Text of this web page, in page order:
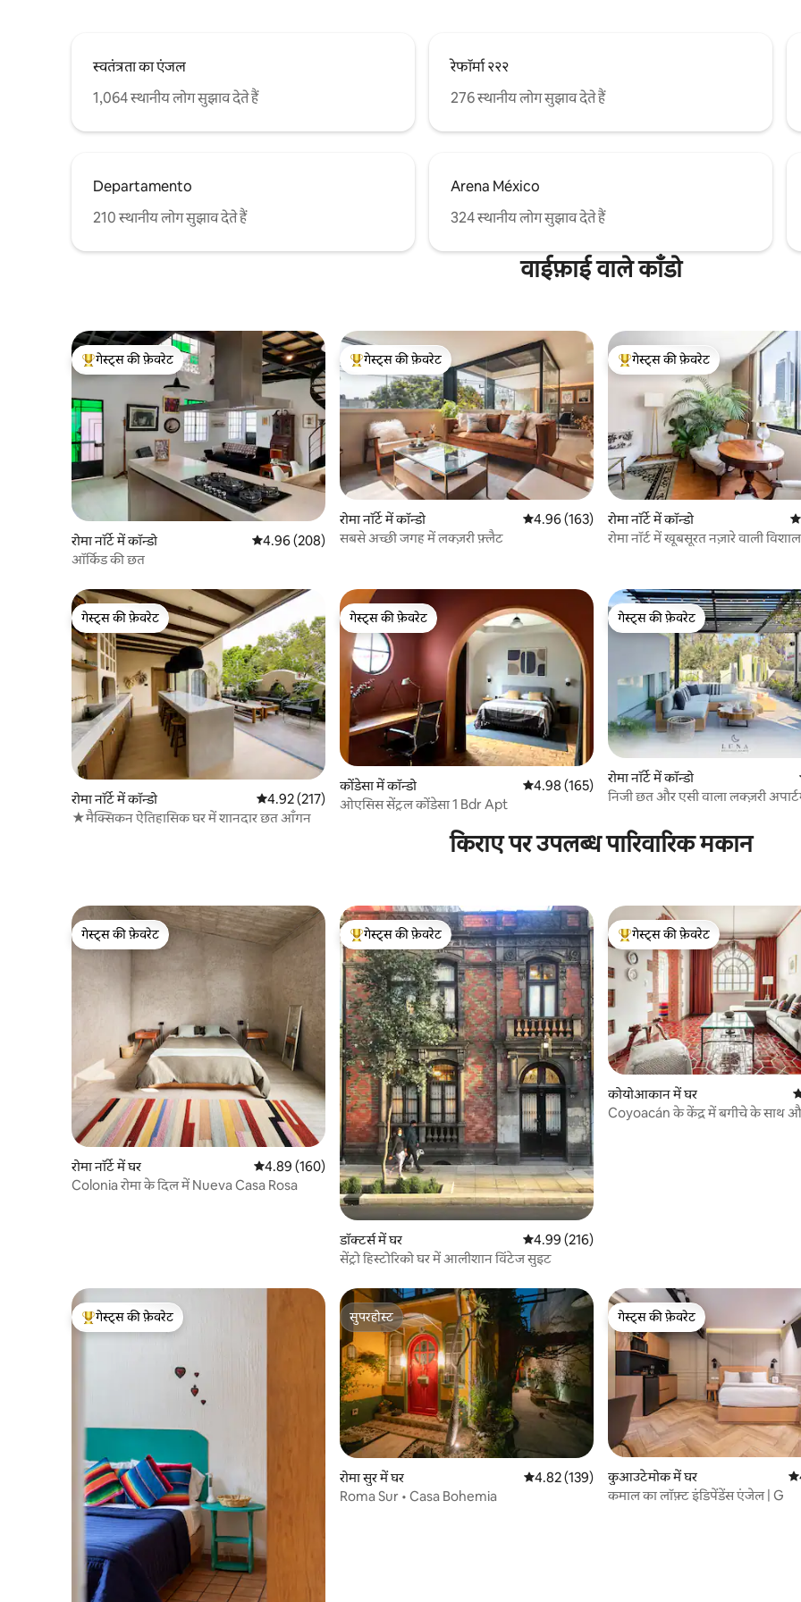
स्वतंत्रता का एंजल
1,064 स्थानीय लोग सुझाव देते हैं
रेफॉर्मा २२२
276 स्थानीय लोग सुझाव देते हैं
Departamento
210 स्थानीय लोग सुझाव देते हैं
Arena México
324 स्थानीय लोग सुझाव देते हैं
वाईफ़ाई वाले काँडो
गेस्ट्स का टॉप फ़ेवरेट
गेस्ट्स की फ़ेवरेट
रोमा नॉर्टे में कॉन्डो औसत रेटिंग 5 में से 4.96, 208 समीक्षाएँ
4.96 (208)
ऑर्किड की छत
गेस्ट्स का टॉप फ़ेवरेट
गेस्ट्स की फ़ेवरेट
रोमा नॉर्टे में कॉन्डो औसत रेटिंग 5 में से 4.96, 163 समीक्षाएँ
4.96 (163)
सबसे अच्छी जगह में लक्ज़री फ़्लैट
गेस्ट्स का टॉप फ़ेवरेट
गेस्ट्स की फ़ेवरेट
रोमा नॉर्टे में कॉन्डो
रोमा नॉर्ट में खूबसूरत नज़ारे वाली
गेस्ट्स की फ़ेवरेट
गेस्ट्स की फ़ेवरेट
रोमा नॉर्टे में कॉन्डो औसत रेटिंग 5 में से 4.92, 217 समीक्षाएँ
4.92 (217)
★मैक्सिकन ऐतिहासिक घर में शानदार छत आँगन
गेस्ट्स की फ़ेवरेट
गेस्ट्स की फ़ेवरेट
कोंडेसा में कॉन्डो औसत रेटिंग 5 में से 4.98, 165 समीक्षाएँ
4.98 (165)
ओएसिस सेंट्रल कोंडेसा 1 Bdr Apt
गेस्ट्स की फ़ेवरेट
गेस्ट्स की फ़ेवरेट
रोमा नॉर्टे में कॉन्डो
निजी छत और एसी वाला लक्ज़री
किराए पर उपलब्ध पारिवारिक मकान
गेस्ट्स की फ़ेवरेट
गेस्ट्स की फ़ेवरेट
रोमा नॉर्टे में घर औसत रेटिंग 5 में से 4.89, 160 समीक्षाएँ
4.89 (160)
Colonia रोमा के दिल में Nueva Casa Rosa
गेस्ट्स का टॉप फ़ेवरेट
गेस्ट्स की फ़ेवरेट
डॉक्टर्स में घर औसत रेटिंग 5 में से 4.99, 216 समीक्षाएँ
4.99 (216)
सेंट्रो हिस्टोरिको घर में आलीशान विंटेज सुइट
गेस्ट्स का टॉप फ़ेवरेट
गेस्ट्स की फ़ेवरेट
कोयोआकान में घर
Coyoacán के केंद्र में बगीचे के साथ
गेस्ट्स का टॉप फ़ेवरेट
गेस्ट्स की फ़ेवरेट
सुपरहोस्ट
सुपरहोस्ट
रोमा सुर में घर औसत रेटिंग 5 में से 4.82, 139 समीक्षाएँ
4.82 (139)
Roma Sur • Casa Bohemia
गेस्ट्स की फ़ेवरेट
गेस्ट्स की फ़ेवरेट
कुआउटेमोक में घर
कमाल का लॉफ़्ट इंडिपेंडेंस एंजेल | G